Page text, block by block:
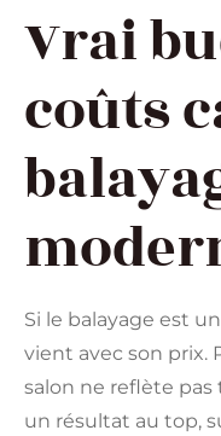
Vrai
coûts
Si le balayage est
vient avec son prix.
salon ne reflète pas
un résultat au top,